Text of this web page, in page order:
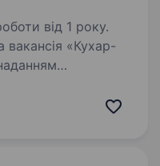
від 1 року.
вакансія «Кухар-
від 1-го року